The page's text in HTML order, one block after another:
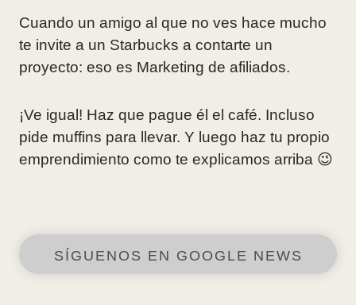
Cuando un amigo al que no ves hace mucho
te invite a un Starbucks a contarte un
proyecto: eso es Marketing de afiliados.
¡Ve igual! Haz que pague él el café. Incluso
pide muffins para llevar. Y luego haz tu propio
emprendimiento como te explicamos arriba 😉
SÍGUENOS EN GOOGLE NEWS